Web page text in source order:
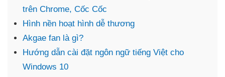
trên Chrome, Cốc Cốc
Hình nền hoạt hình dễ thương
Akgae fan là gì?
Hướng dẫn cài đặt ngôn ngữ tiếng Việt cho
Windows 10